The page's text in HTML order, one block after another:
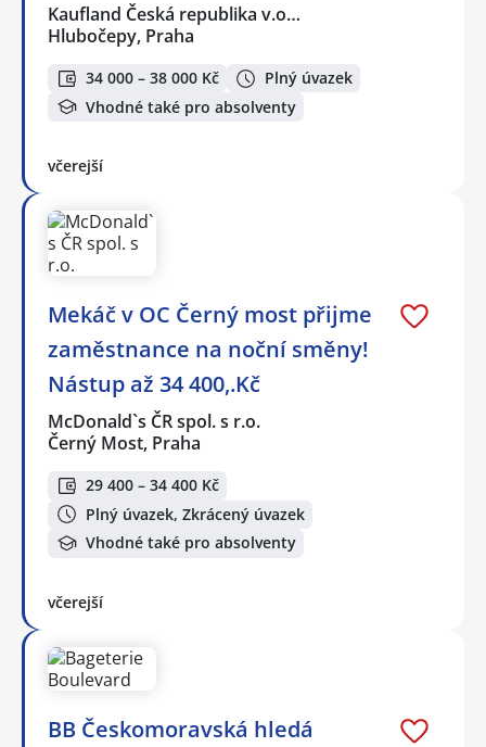
Kaufland Česká republika v.o…
Hlubočepy, Praha
34 000 – 38 000 Kč
Plný úvazek
Vhodné také pro absolventy
včerejší
Mekáč v OC Černý most přijme
zaměstnance na noční směny!
Nástup až 34 400,.Kč
McDonald`s ČR spol. s r.o.
Černý Most, Praha
29 400 – 34 400 Kč
Plný úvazek, Zkrácený úvazek
Vhodné také pro absolventy
včerejší
BB Českomoravská hledá